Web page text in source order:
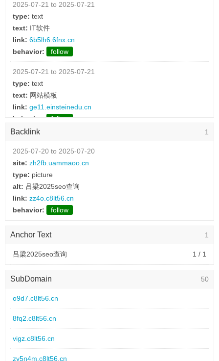
2025-07-21 to 2025-07-21
type: text
text: IT软件
link: 6b5lh6.6fnx.cn
behavior:
follow
2025-07-21 to 2025-07-21
type: text
text: 网站模板
link: ge11.einsteinedu.cn
behavior:
follow
type: text
text: APP
link:
p0cteq.9qzg.cn
behavior:
follow
2025-07-21 to 2025-07-21
behavior:
follow
text: 公司动态
link: skprqt.7ysm.cn
behavior:
follow
2025-07-21 to 2025-07-21
1
Backlink
2025-07-20 to 2025-07-20
site: zh2fb.uammaoo.cn
type: picture
alt: 吕梁2025seo查询
link: zz4o.c8lt56.cn
behavior:
follow
1
Anchor Text
吕梁2025seo查询 1 / 1
50
SubDomain
o9d7.c8lt56.cn
8fq2.c8lt56.cn
vigz.c8lt56.cn
zy5n4m.c8lt56.cn